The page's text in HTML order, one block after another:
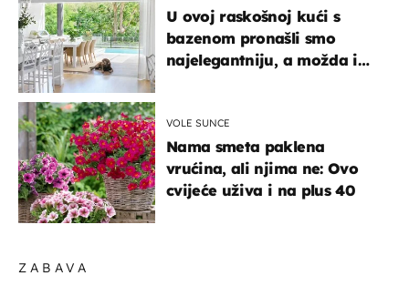
ZABAVA
U ovoj raskošnoj kući s
bazenom pronašli smo
najelegantniju, a možda i
VOLE SUNCE
Nama smeta paklena
vrućina, ali njima ne: Ovo
cvijeće uživa i na plus 40